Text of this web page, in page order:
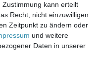
Mittwoch Ruhetag,
8.00 - 14.00 Uhr
kann erteilt
Recht, nicht einzuwilligen
Zeitpunkt zu ändern oder
und weitere
Daten in unserer